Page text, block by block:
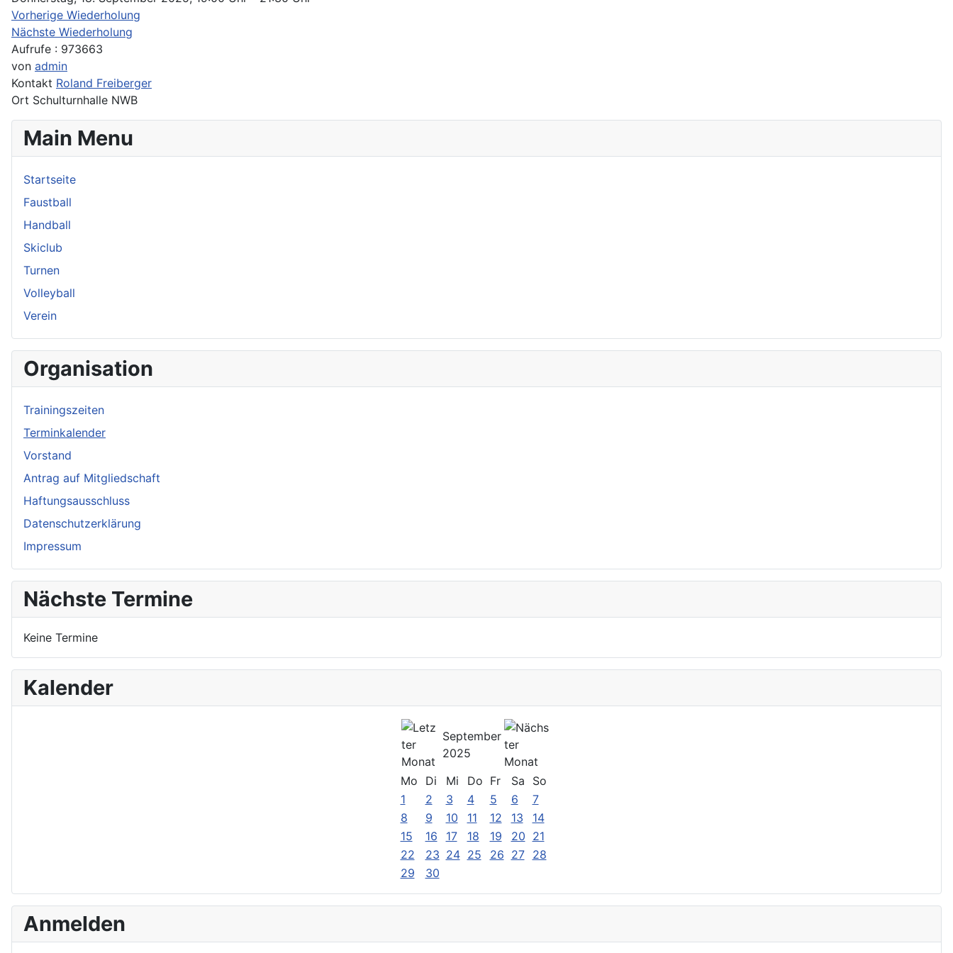
Vorherige Wiederholung
Nächste Wiederholung
Aufrufe : 973663
von admin
Kontakt Roland Freiberger
Ort Schulturnhalle NWB
Main Menu
Startseite
Faustball
Handball
Skiclub
Turnen
Volleyball
Verein
Organisation
Trainingszeiten
Terminkalender
Vorstand
Antrag auf Mitgliedschaft
Haftungsausschluss
Datenschutzerklärung
Impressum
Nächste Termine
Keine Termine
Kalender
September
2025
Mo
Di Mi Do Fr Sa
So
1
2 3 4 5 6
7
8
9 10 11 12 13
14
15
16 17 18 19 20 21
22
23 24 25 26 27
28
29
30
Anmelden